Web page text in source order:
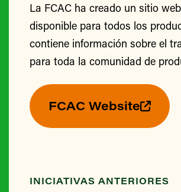
La FCAC ha creado un sitio
disponible para todos los
contiene información sobre el
para toda la comunidad de
FCAC Website
INICIATIVAS ANTERIORES